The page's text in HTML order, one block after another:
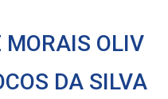
OLIV
DA SILVA